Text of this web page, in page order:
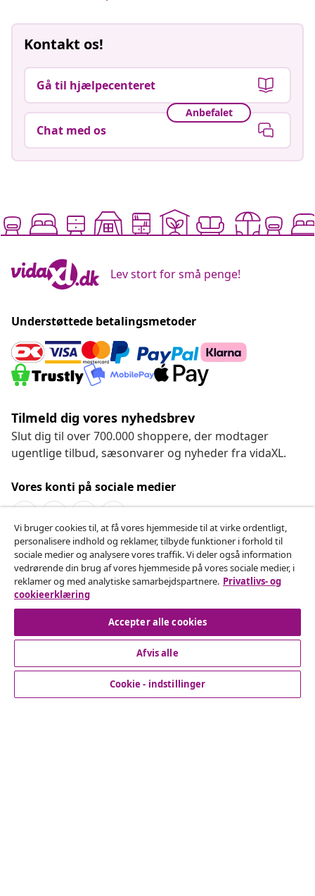
Kontakt os!
Gå til hjælpecenteret
Anbefalet
Chat med os
Lev stort for små penge!
Understøttede betalingsmetoder
Tilmeld dig vores nyhedsbrev
Slut dig til over 700.000 shoppere, der modtager
ugentlige tilbud, sæsonvarer og nyheder fra vidaXL.
Vores konti på sociale medier
Fortryd køb
Indsend en anmodning om at fortryde din ordre.
Fortryd køb
Kundeservice
Vi bruger cookies til, at få vores hjemmeside til at virke ordentligt,
personalisere indhold og reklamer, tilbyde funktioner i forhold til
sociale medier og analysere vores traffik. Vi deler også information
vedrørende din brug af vores hjemmeside på vores sociale medier, i
reklamer og med analytiske samarbejdspartnere. Privatlivs- og
cookieerklæring
Accepter alle cookies
Afvis alle
Cookie - indstillinger